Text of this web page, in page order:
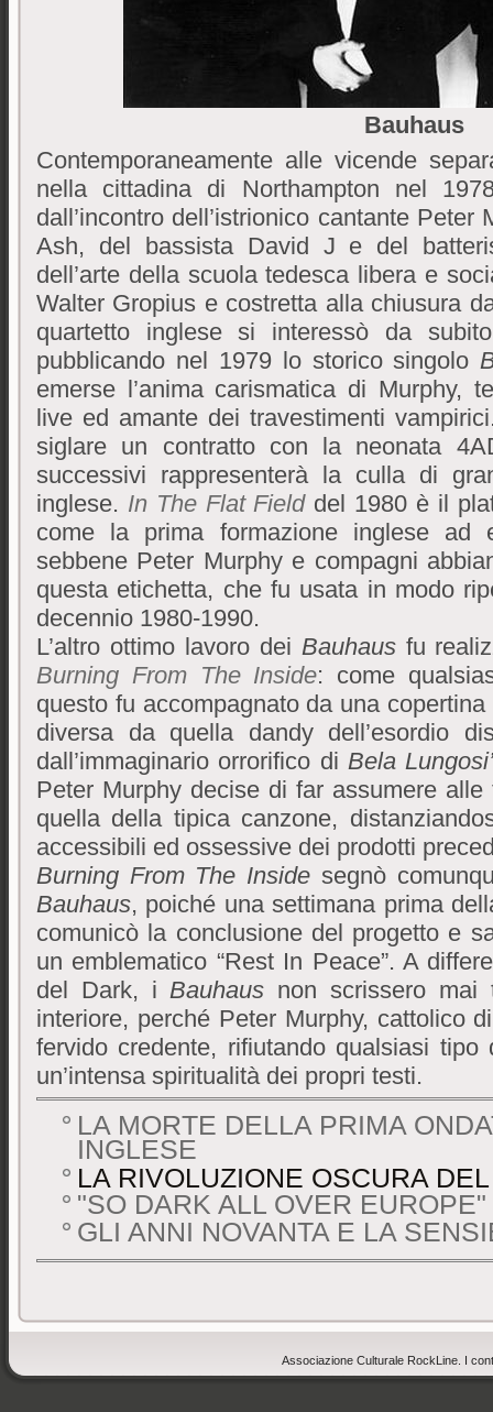
Bauhaus
Contemporaneamente alle vicende
nella cittadina di Northampton nel
dall’incontro dell’istrionico cantante
Ash, del bassista David J e del
dell’arte della scuola tedesca libera e
Walter Gropius e costretta alla chiusura
quartetto inglese si interessò da
pubblicando nel 1979 lo storico singolo
emerse l’anima carismatica di Murphy,
live ed amante dei travestimenti
siglare un contratto con la neonata
successivi rappresenterà la culla di
inglese. In The Flat Fielddel 1980 è il
come la prima formazione inglese ad
sebbene Peter Murphy e compagni
questa etichetta, che fu usata in modo
decennio 1980-1990.
L’altro ottimo lavoro dei Bauhausfu
Burning From The Inside: come
questo fu accompagnato da una
diversa da quella dandy dell’esordio
dall’immaginario orrorifico di Bela
Peter Murphy decise di far assumere
quella della tipica canzone,
accessibili ed ossessive dei prodotti
Burning From The Inside segnò
Bauhaus, poiché una settimana prima
comunicò la conclusione del progetto e
un emblematico “Rest In Peace”. A
del Dark, iBauhaus non scrissero mai
interiore, perché Peter Murphy, cattolico
fervido credente, rifiutando qualsiasi
un’intensa spiritualità dei propri testi.
LA MORTE DELLA PRIMA
INGLESE
LA RIVOLUZIONE OSCURA
"SO DARK ALL OVER EUROPE"
GLI ANNI NOVANTA E LA
Associazione Culturale RockLine. I